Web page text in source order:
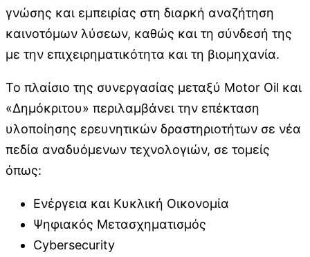
γνώσης και εμπειρίας στη διαρκή αναζήτηση
καινοτόμων λύσεων, καθώς και τη σύνδεσή της
με την επιχειρηματικότητα και τη βιομηχανία.
Το πλαίσιο της συνεργασίας μεταξύ Motor Oil και
«Δημόκριτου» περιλαμβάνει την επέκταση
υλοποίησης ερευνητικών δραστηριοτήτων σε νέα
πεδία αναδυόμενων τεχνολογιών, σε τομείς
όπως:
Ενέργεια και Κυκλική Οικονομία
Ψηφιακός Μετασχηματισμός
Cybersecurity